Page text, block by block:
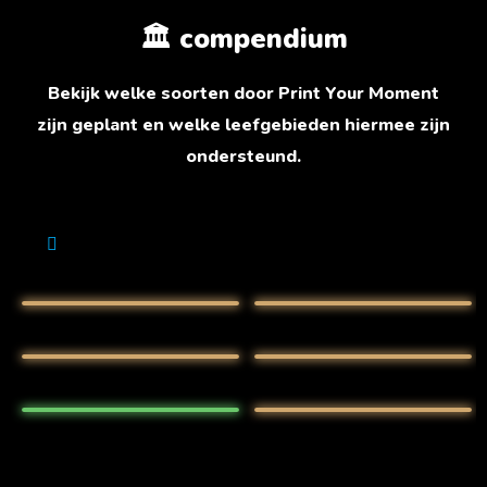
🏛️ compendium
Bekijk welke soorten door Print Your Moment
zijn geplant en welke leefgebieden hiermee zijn
ondersteund.